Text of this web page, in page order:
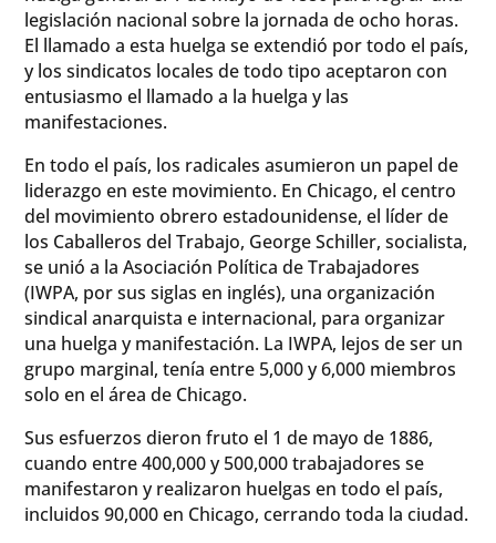
legislación nacional sobre la jornada de ocho horas.
El llamado a esta huelga se extendió por todo el país,
y los sindicatos locales de todo tipo aceptaron con
entusiasmo el llamado a la huelga y las
manifestaciones.
En todo el país, los radicales asumieron un papel de
liderazgo en este movimiento. En Chicago, el centro
del movimiento obrero estadounidense, el líder de
los Caballeros del Trabajo, George Schiller, socialista,
se unió a la Asociación Política de Trabajadores
(IWPA, por sus siglas en inglés), una organización
sindical anarquista e internacional, para organizar
una huelga y manifestación. La IWPA, lejos de ser un
grupo marginal, tenía entre 5,000 y 6,000 miembros
solo en el área de Chicago.
Sus esfuerzos dieron fruto el 1 de mayo de 1886,
cuando entre 400,000 y 500,000 trabajadores se
manifestaron y realizaron huelgas en todo el país,
incluidos 90,000 en Chicago, cerrando toda la ciudad.